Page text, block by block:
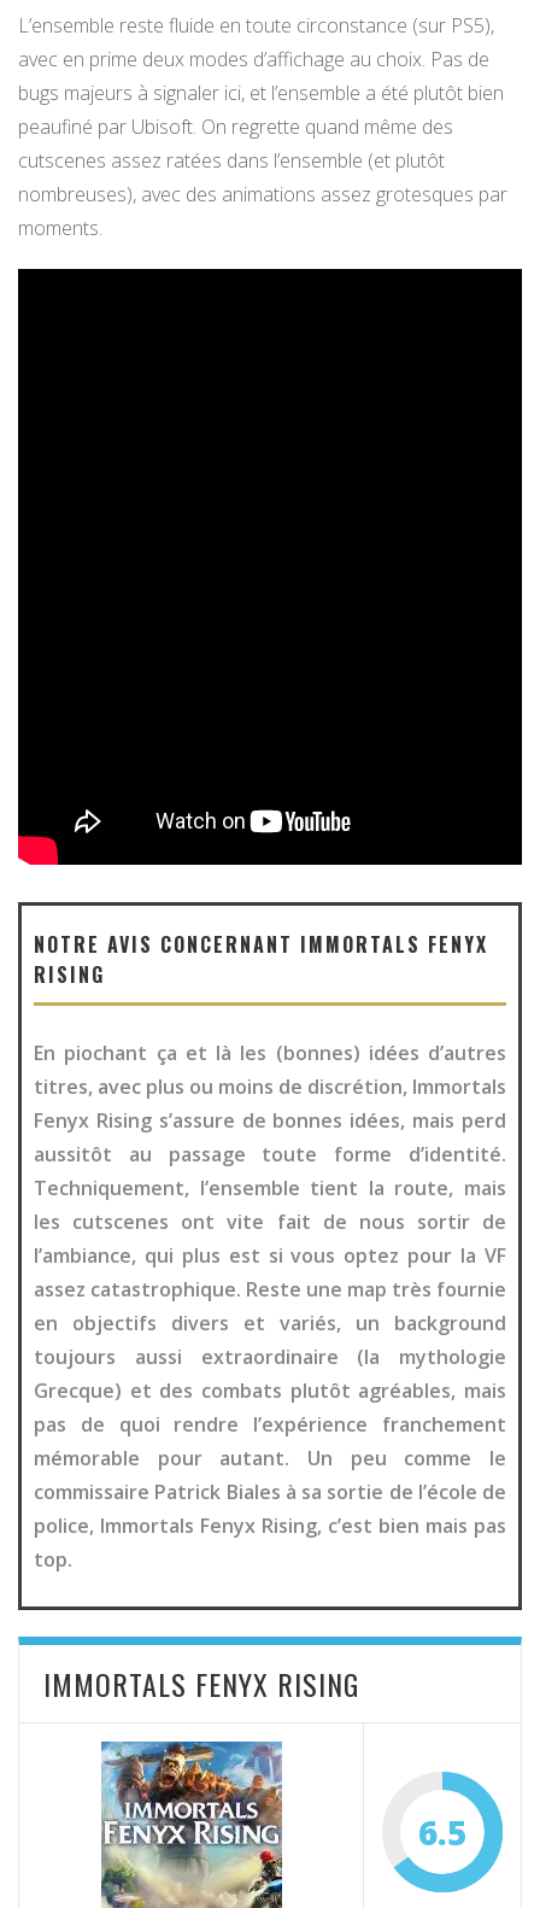
L’ensemble reste fluide en toute circonstance (sur PS5),
avec en prime deux modes d’affichage au choix. Pas de
bugs majeurs à signaler ici, et l’ensemble a été plutôt bien
peaufiné par Ubisoft. On regrette quand même des
cutscenes assez ratées dans l’ensemble (et plutôt
nombreuses), avec des animations assez grotesques par
moments.
NOTRE AVIS CONCERNANT IMMORTALS FENYX
RISING
En piochant ça et là les (bonnes) idées d’autres
titres, avec plus ou moins de discrétion, Immortals
Fenyx Rising s’assure de bonnes idées, mais perd
aussitôt au passage toute forme d’identité.
Techniquement, l’ensemble tient la route, mais
les cutscenes ont vite fait de nous sortir de
l’ambiance, qui plus est si vous optez pour la VF
assez catastrophique. Reste une map très fournie
en objectifs divers et variés, un background
toujours aussi extraordinaire (la mythologie
Grecque) et des combats plutôt agréables, mais
pas de quoi rendre l’expérience franchement
mémorable pour autant. Un peu comme le
commissaire Patrick Biales à sa sortie de l’école de
police, Immortals Fenyx Rising, c’est bien mais pas
top.
IMMORTALS FENYX RISING
6.5